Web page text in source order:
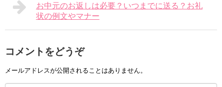
お中元のお返しは必要？いつまでに送る？お礼
状の例文やマナー
コメントをどうぞ
メールアドレスが公開されることはありません。